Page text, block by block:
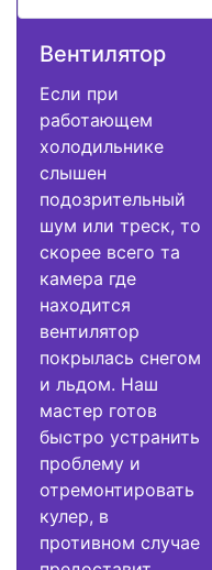
Вентилятор
Если при
работающем
холодильнике
слышен
подозрительный
шум или треск, то
скорее всего та
камера где
находится
вентилятор
покрылась снегом
и льдом. Наш
мастер готов
быстро устранить
проблему и
отремонтировать
кулер, в
противном случае